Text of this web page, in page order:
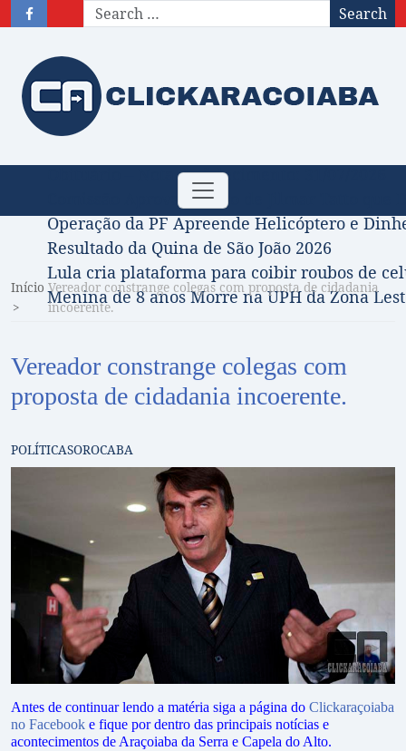
Search
Toggle
navigation
Obituário – Nota de falecimento: 31/07/2026
Comissão Aprova Projeto de Jilmar Tatto
Operação da PF Apreende Helicóptero e
Resultado da Quina de São João 2026
Lula cria plataforma para coibir roubos de
Menina de 8 anos Morre na UPH da Zona
Início Vereador constrange colegas com proposta de cidadania
incoerente.
Vereador constrange colegas com
proposta de cidadania incoerente.
POLÍTICASOROCABA
Antes de continuar lendo a matéria siga a página do Clickaraçoiaba
no Facebook e fique por dentro das principais notícias e
acontecimentos de Araçoiaba da Serra e Capela do Alto.